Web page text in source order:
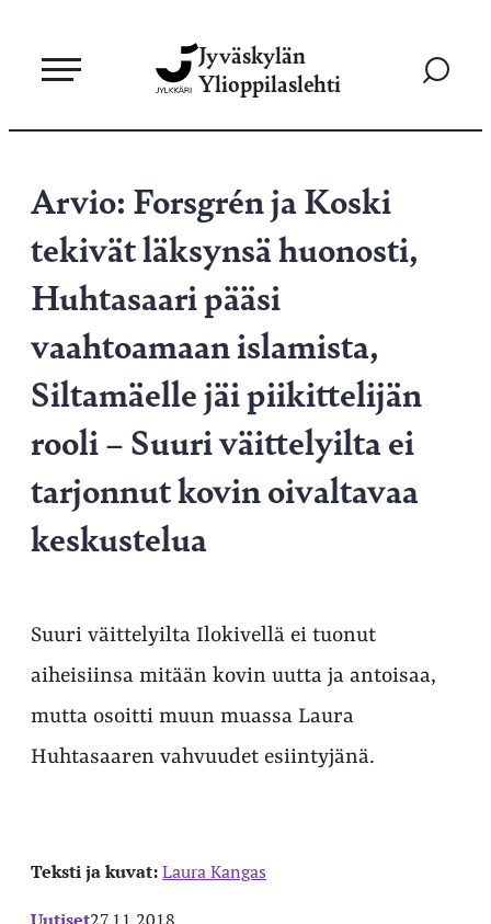
sisältöön
Jyväskylän
Ylioppilaslehti
Siirry
Arvio: Forsgrén ja Koski
tekivät läksynsä huonosti,
Huhtasaari pääsi
vaahtoamaan islamista,
Siltamäelle jäi piikittelijän
rooli – Suuri väittelyilta ei
tarjonnut kovin oivaltavaa
keskustelua
Suuri väittelyilta Ilokivellä ei tuonut
aiheisiinsa mitään kovin uutta ja antoisaa,
mutta osoitti muun muassa Laura
Huhtasaaren vahvuudet esiintyjänä.
Teksti ja kuvat:Laura Kangas